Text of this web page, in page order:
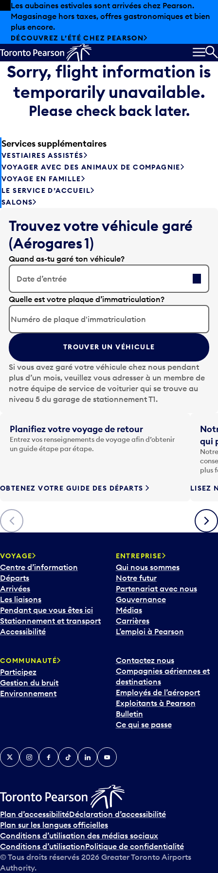
Skip to offers
Passer au contenu principal
Les aubaines estivales sont arrivées chez Pearson.
Magasinage hors taxes, offres gastronomiques et bien
plus encore.
DÉCOUVREZ L’ÉTÉ CHEZ PEARSON
Sorry, flight information is
temporarily unavailable.
Please check back later.
Services supplémentaires
VESTIAIRES ASSISTÉS
VOYAGER AVEC DES ANIMAUX DE COMPAGNIE
VOYAGE EN FAMILLE
LE SERVICE D’ACCUEIL
SALONS
Trouvez votre véhicule garé
(Aérogares 1)
Quand as-tu garé ton véhicule?
Date d’entrée
A
p
p
u
y
e
s
u
r
l
t
o
u
F
è
c
h
v
e
r
s
l
e
b
a
o
u
r
i
v
e
n
s
u
r
l
e
c
a
Quelle est votre plaque d’immatriculation?
TROUVER UN VÉHICULE
Si vous avez garé votre véhicule chez nous pendant
plus d’un mois, veuillez vous adresser à un membre de
notre équipe de service de voiturier qui se trouve au
niveau 5 du garage de stationnement T1.
Précédent
Planifiez votre voyage de retour
Entrez vos renseignements de voyage afin d’obtenir
un guide étape par étape.
OBTENEZ VOTRE GUIDE DES DÉPARTS
qui
plus
LISEZ
VOYAGE
Centre d’information
Départs
Arrivées
Les liaisons
Pendant que vous êtes ici
Stationnement et transport
Accessibilité
ENTREPRISE
Qui nous sommes
Notre futur
Partenariat avec nous
Gouvernance
Médias
Carrières
L’emploi à Pearson
COMMUNAUTÉ
Participez
Gestion du bruit
Environnement
Contactez nous
Compagnies aériennes et
destinations
Employés de l’aéroport
Exploitants à Pearson
Bulletin
Ce qui se passe
TwitterInstagramFacebook
TikTokLinkedInYouTube
Plan d’accessibilitéDéclaration d’accessibilité
Plan sur les langues officielles
Conditions d’utilisation des médias sociaux
Conditions d’utilisationPolitique de confidentialité
© Tous droits réservés 2026 Greater Toronto Airports
Authority.